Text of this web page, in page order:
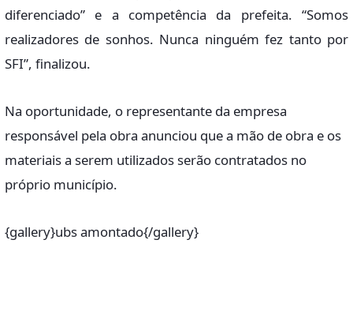
diferenciado” e a competência da prefeita. “Somos
realizadores de sonhos. Nunca ninguém fez tanto por
SFI”, finalizou.
Na oportunidade, o representante da empresa
responsável pela obra anunciou que a mão de obra e os
materiais a serem utilizados serão contratados no
próprio município.
{gallery}ubs amontado{/gallery}